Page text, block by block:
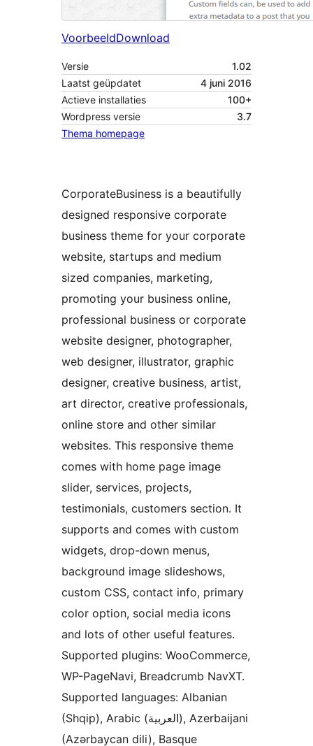
VoorbeeldDownload
Versie
1.02
Laatst geüpdatet
4 juni 2016
Actieve installaties
100+
Wordpress versie
3.7
Thema homepage
CorporateBusiness is a beautifully
designed responsive corporate
business theme for your corporate
website, startups and medium
sized companies, marketing,
promoting your business online,
professional business or corporate
website designer, photographer,
web designer, illustrator, graphic
designer, creative business, artist,
art director, creative professionals,
online store and other similar
websites. This responsive theme
comes with home page image
slider, services, projects,
testimonials, customers section. It
supports and comes with custom
widgets, drop-down menus,
background image slideshows,
custom CSS, contact info, primary
color option, social media icons
and lots of other useful features.
Supported plugins: WooCommerce,
WP-PageNavi, Breadcrumb NavXT.
Supported languages: Albanian
(Shqip), Arabic (العربية), Azerbaijani
(Azərbaycan dili), Basque